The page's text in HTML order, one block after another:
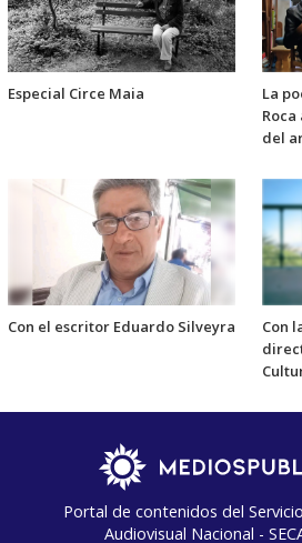
Especial Circe Maia
La
Roca
del
Con el escritor Eduardo Silveyra
Con
Portal de contenidos del
Audiovisual Nacional -